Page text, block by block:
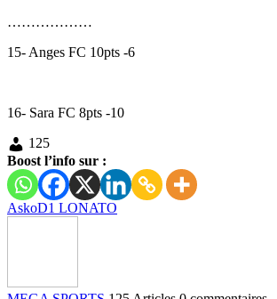
………………
15- Anges FC 10pts -6
16- Sara FC 8pts -10
125
Boost l’info sur :
AskoD1 LONATO